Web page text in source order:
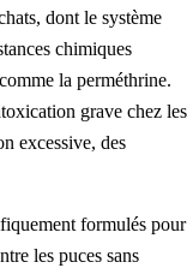
dont le système
chimiques
la perméthrine.
grave chez les
excessive, des
formulés pour
les puces sans